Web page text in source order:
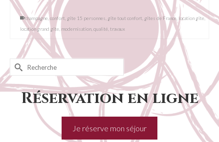
champagne confort gîte 15 personnes gîte tout confort gîtes de France location gîte,
location grand gîte modernisation qualité travaux
Rechercher :
Réservation en ligne
Je réserve mon séjour